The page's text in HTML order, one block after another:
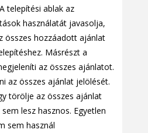
telepítési ablak az
használatát javasolja,
összes hozzáadott ajánlat
Másrészt a
az összes ajánlatot.
az összes ajánlat jelölését.
törölje az összes ajánlat
lesz hasznos. Egyetlen
sem használ